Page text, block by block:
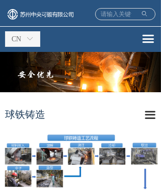
ꄙ
끀
ꀅ
CN
球铁铸造 끀